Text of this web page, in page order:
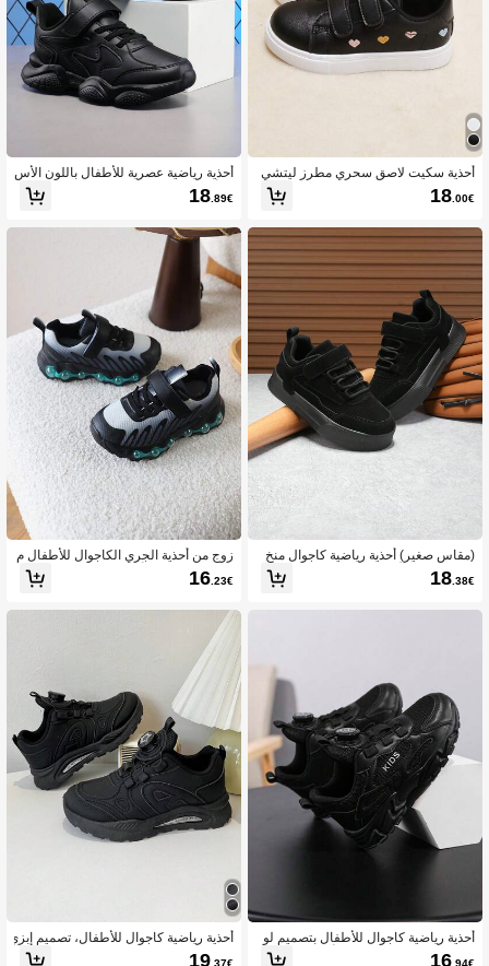
أحذية سكيت لاصق سحري مطرز ليتشي
مطرز بقلب كاجوال الى خارجي بنات
18.00€
(مقاس صغير) أحذية رياضية كاجوال منخ
فضة الرقبة للأطفال، تصميم نعل ناعم وم
رن، إغلاق بخطاف وحلقة، أحذية يومية لل
18.38€
أحذية رياضية كاجوال للأطفال بتصميم لو
حات سوداء، طراز عملي وأنيق للاستخدام
16.94€
أحذية رياضية عصرية للأطفال باللون الأس
ود أحذية الطلاب من جلد صناعي PU وقما
ش EVA خفيفة الوزن أحذية للأولاد أحذية ل 18.89€
زوج من أحذية الجري الكاجوال للأطفال م
ع خطاف وحلقة، أحذية رياضية يونيسكس
للربيع والخريف
16.23€
أحذية رياضية كاجوال للأطفال، تصميم إبزي
م دوار - تنفس وعدم الانزلاق، مريحة، منا
19.37€